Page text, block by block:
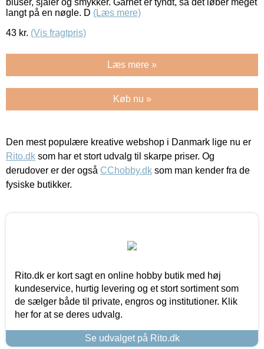
langt på en nøgle. D (Læs mere)
43 kr. (Vis fragtpris)
Læs mere »
Køb nu »
Den mest populære kreative webshop i Danmark lige nu er
Rito.dk som har et stort udvalg til skarpe priser. Og
derudover er der også CChobby.dk som man kender fra de
fysiske butikker.
Rito.dk er kort sagt en online hobby butik med høj
kundeservice, hurtig levering og et stort sortiment som
de sælger både til private, engros og institutioner. Klik
her for at se deres udvalg.
Se udvalget på Rito.dk